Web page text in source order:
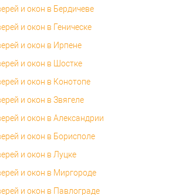
и окон в Бердичеве
и окон в Геническе
и окон в Ирпене
и окон в Шостке
и окон в Конотопе
и окон в Звягеле
и окон в Александрии
и окон в Борисполе
и окон в Луцке
и окон в Миргороде
и окон в Павлограде